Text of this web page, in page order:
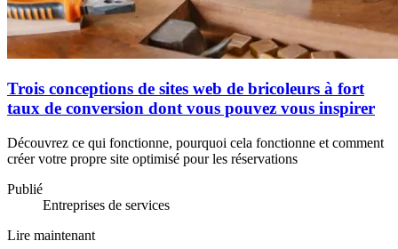
Trois conceptions de sites web de bricoleurs à fort
taux de conversion dont vous pouvez vous inspirer
Découvrez ce qui fonctionne, pourquoi cela fonctionne et comment
créer votre propre site optimisé pour les réservations
Publié
Entreprises de services
Lire maintenant